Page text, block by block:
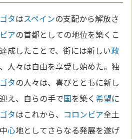
タはスペインの支配から解放さ
アの首都としての地位を築くこ
成したことで、街には新しい政
人々は自由を享受し始めた。独
タの人々は、喜びとともに新し
え、自らの手で国を築く希望に
タはこれから、 コロンビア全土
心地としてさらなる発展を遂げ